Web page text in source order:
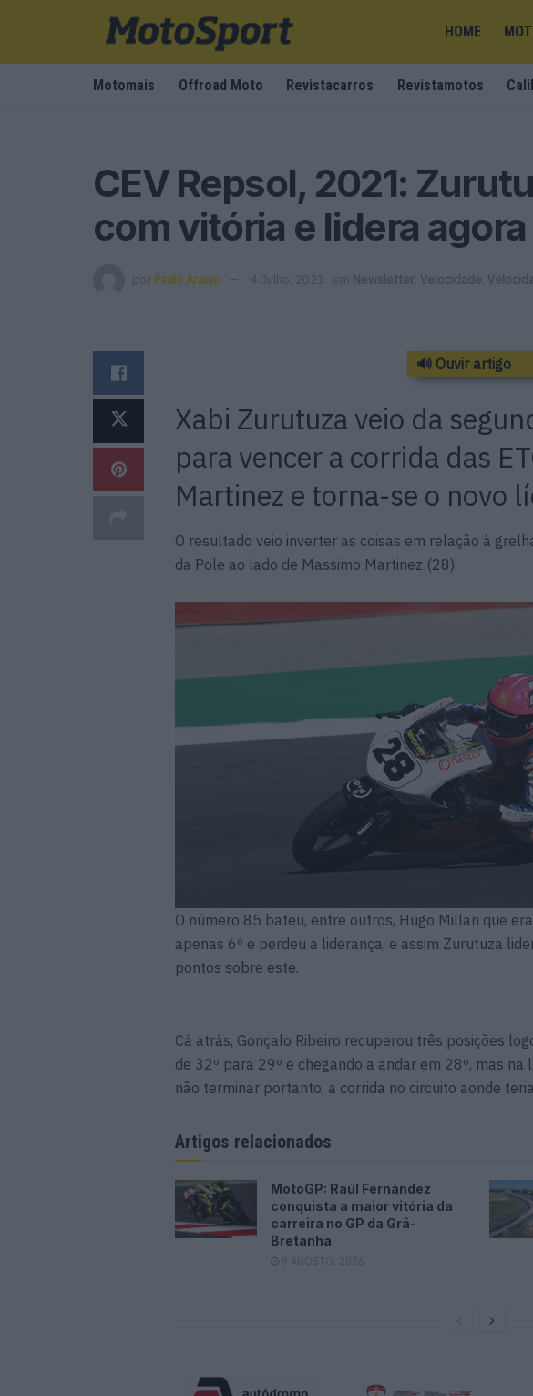
HOME
Motomais Offroad Moto Revistacarros Revistamotos
CEV Repsol, 2021:
com vitória e lidera agora
por Paulo Araújo 4 Julho, 2021 em Newsletter Velocidade
🔊 Ouvir artigo
Xabi Zurutuza veio da
para vencer a corrida das
Martinez e torna-se o novo
O resultado veio inverter as coisas em relação à
da Pole ao lado de Massimo Martinez (28).
O número 85 bateu, entre outros, Hugo Millan que
apenas 6º e perdeu a liderança, e assim Zurutuza
pontos sobre este.
Cá atrás, Gonçalo Ribeiro recuperou três posições
de 32º para 29º e chegando a andar em 28º, mas
não terminar portanto, a corrida no circuito aonde
Artigos relacionados
MotoGP: Raúl Fernández
conquista a maior vitória da
carreira no GP da Grã-
Bretanha
9 AGOSTO, 2026